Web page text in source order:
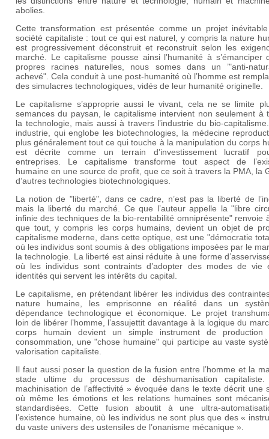
abolies.
Cette transformation est présentée comme un projet
société capitaliste : tout ce qui est naturel, y compris la nature
est progressivement déconstruit et reconstruit selon les
marché. Le capitalisme pousse ainsi l’humanité à s’émanciper
propres racines naturelles, nous somes dans un ’"anti-
achevé". Cela conduit à une post-humanité où l’homme est
des simulacres technologiques, vidés de leur humanité originelle.
Le capitalisme s’approprie aussi le vivant, cela ne se limite
semances du paysan, le capitalisme intervient non seulement à
la technologie, mais aussi à travers l’industrie du bio-
industrie, qui englobe les biotechnologies, la médecine
plus généralement tout ce qui touche à la manipulation du corps
est décrite comme un terrain d’investissement lucratif
entreprises. Le capitalisme transforme tout aspect de
humaine en une source de profit, que ce soit à travers la PMA, la
d’autres technologies biotechnologiques.
La notion de "liberté", dans ce cadre, n’est pas la liberté de
mais la liberté du marché. Ce que l’auteur appelle la "libre
infinie des techniques de la bio-rentabilité omniprésente" renvoie
que tout, y compris les corps humains, devient un objet de
capitalisme moderne, dans cette optique, est une "démocratie
où les individus sont soumis à des obligations imposées par le
la technologie. La liberté est ainsi réduite à une forme
où les individus sont contraints d’adopter des modes de vie
identités qui servent les intérêts du capital.
Le capitalisme, en prétendant libérer les individus des
nature humaine, les emprisonne en réalité dans un
dépendance technologique et économique. Le projet
loin de libérer l’homme, l’assujettit davantage à la logique du
corps humain devient un simple instrument de
consommation, une "chose humaine" qui participe au vaste
valorisation capitaliste.
Il faut aussi poser la question de la fusion entre l’homme et la
stade ultime du processus de déshumanisation
machinisation de l’affectivité » évoquée dans le texte décrit une
où même les émotions et les relations humaines sont
standardisées. Cette fusion aboutit à une ultra-
l’existence humaine, où les individus ne sont plus que des «
du vaste univers des ustensiles de l’onanisme mécanique ».